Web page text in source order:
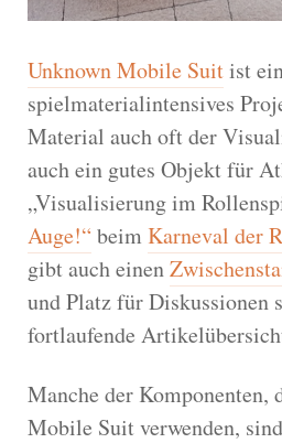
Unknown Mobile Suitist
spielmaterialintensives
Material auch oft der
auch ein gutes Objekt für
„Visualisierung im
Auge!“ beimKarneval der
gibt auch einen
und Platz für Diskussionen
fortlaufende
Manche der Komponenten,
Mobile Suit verwenden,